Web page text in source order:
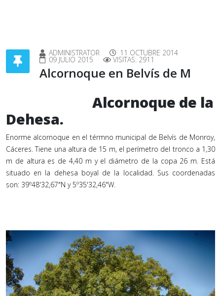
ADMINISTRATOR 11 OCTUBRE 2014
09 JULIO 2015 VISITAS: 2911
Alcornoque en Belvís de M
Alcornoque de la
Dehesa.
Enorme alcornoque en el térmno municipal de Belvís de Monroy,
Cáceres. Tiene una altura de 15 m, el perímetro del tronco a 1,30
m de altura es de 4,40 m y el diámetro de la copa 26 m. Está
situado en la dehesa boyal de la localidad. Sus coordenadas
son: 39º48'32,67"N y 5º35'32,46"W.